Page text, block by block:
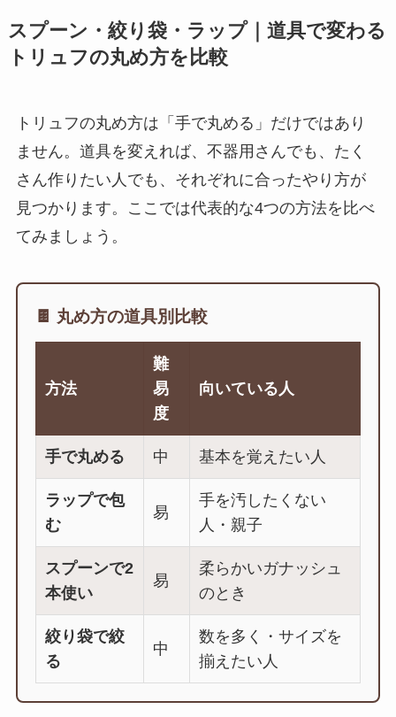
スプーン・絞り袋・ラップ｜道具で変わる
トリュフの丸め方を比較
トリュフの丸め方は「手で丸める」だけではあり
ません。道具を変えれば、不器用さんでも、たく
さん作りたい人でも、それぞれに合ったやり方が
見つかります。ここでは代表的な4つの方法を比べ
てみましょう。
🍫 丸め方の道具別比較
方法
難
易
度
向いている人
手で丸める 中 基本を覚えたい人
ラップで包
む
易
手を汚したくない
人・親子
スプーンで2
本使い
易
柔らかいガナッシュ
のとき
絞り袋で絞
る
中
数を多く・サイズを
揃えたい人